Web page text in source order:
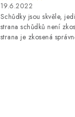
19.6.2022
Schůdky jsou skvěle,
strana schůdků není
strana je zkosená